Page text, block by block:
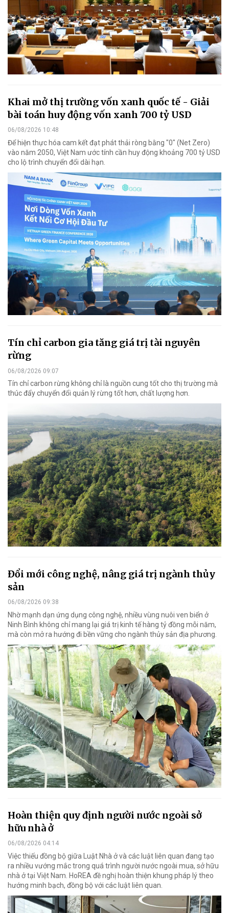
Khai mở thị trường vốn xanh quốc tế - Giải
bài toán huy động vốn xanh 700 tỷ USD
06/08/2026 10:48
Để hiện thực hóa cam kết đạt phát thải ròng bằng "0" (Net Zero)
vào năm 2050, Việt Nam ước tính cần huy động khoảng 700 tỷ USD
cho lộ trình chuyển đổi dài hạn.
Tín chỉ carbon gia tăng giá trị tài nguyên
rừng
06/08/2026 09:07
Tín chỉ carbon rừng không chỉ là nguồn cung tốt cho thị trường mà
thúc đẩy chuyển đổi quản lý rừng tốt hơn, chất lượng hơn.
Đổi mới công nghệ, nâng giá trị ngành thủy
sản
06/08/2026 09:38
Nhờ mạnh dạn ứng dụng công nghệ, nhiều vùng nuôi ven biển ở
Ninh Bình không chỉ mang lại giá trị kinh tế hàng tỷ đồng mỗi năm,
mà còn mở ra hướng đi bền vững cho ngành thủy sản địa phương.
Hoàn thiện quy định người nước ngoài sở
hữu nhà ở
06/08/2026 04:14
Việc thiếu đồng bộ giữa Luật Nhà ở và các luật liên quan đang tạo
ra nhiều vướng mắc trong quá trình người nước ngoài mua, sở hữu
nhà ở tại Việt Nam. HoREA đề nghị hoàn thiện khung pháp lý theo
hướng minh bạch, đồng bộ với các luật liên quan.